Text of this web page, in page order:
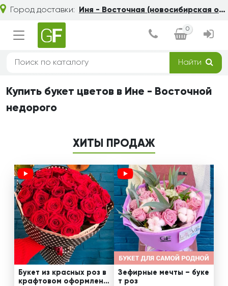
Город доставки: Иня - Восточная (новосибирская обл.)
0
Найти
Купить букет цветов в Ине - Восточной
недорого
ХИТЫ ПРОДАЖ
Букет из красных роз в
крафтовом оформлени
Зефирные мечты – буке
т роз